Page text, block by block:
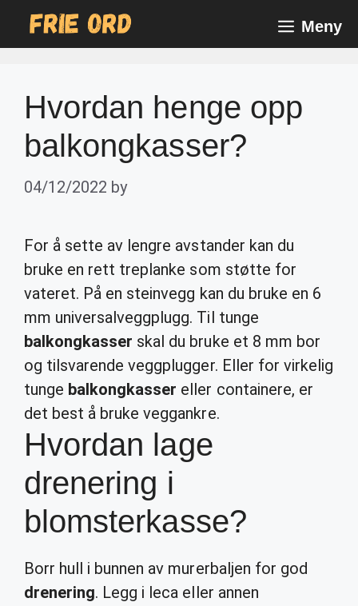
Meny
Hvordan henge opp
balkongkasser?
04/12/2022 by
For å sette av lengre avstander kan du
bruke en rett treplanke som støtte for
vateret. På en steinvegg kan du bruke en 6
mm universalveggplugg. Til tunge
balkongkasser skal du bruke et 8 mm bor
og tilsvarende veggplugger. Eller for virkelig
tunge balkongkasser eller containere, er
det best å bruke veggankre.
Hvordan lage
drenering i
blomsterkasse?
Borr hull i bunnen av murerbaljen for god
drenering. Legg i leca eller annen